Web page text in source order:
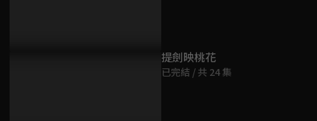
提劍映桃花
已完結 / 共 24 集